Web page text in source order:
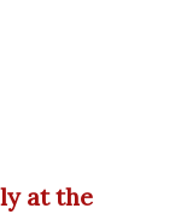
at the